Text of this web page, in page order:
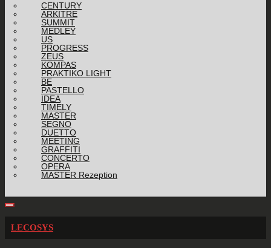
CENTURY
ARKITRE
SUMMIT
MEDLEY
US
PROGRESS
ZEUS
KOMPAS
PRAKTIKO LIGHT
BE
PASTELLO
IDEA
TIMELY
MASTER
SEGNO
DUETTO
MEETING
GRAFFITI
CONCERTO
OPERA
MASTER Rezeption
LECOSYS